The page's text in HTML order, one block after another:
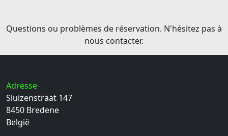
Questions ou problèmes de réservation. N'hésitez pas à
nous contacter.
Adresse
Sluizenstraat 147
8450 Bredene
België